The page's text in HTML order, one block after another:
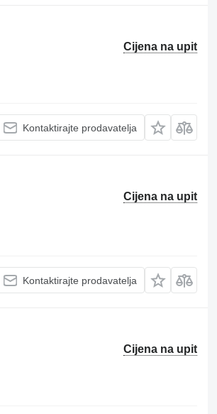
Cijena na upit
Kontaktirajte prodavatelja
Cijena na upit
Kontaktirajte prodavatelja
Cijena na upit